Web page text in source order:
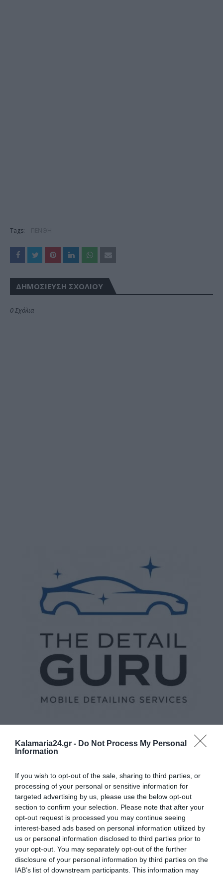
Kalamaria24.gr - Do Not Process My Personal
Information
If you wish to opt-out of the sale, sharing to third parties, or
processing of your personal or sensitive information for
targeted advertising by us, please use the below opt-out
section to confirm your selection. Please note that after your
opt-out request is processed you may continue seeing
interest-based ads based on personal information utilized by
us or personal information disclosed to third parties prior to
your opt-out. You may separately opt-out of the further
disclosure of your personal information by third parties on the
IAB’s list of downstream participants. This information may
Tags:
ΔΗΜΟΣΊΕΥΣΗ ΣΧΟΛΊΟΥ
0 Σχόλια